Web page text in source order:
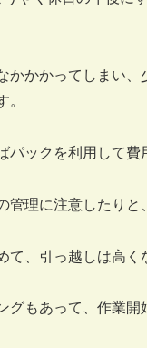
かかかってしまい
。
パックを利用して費
管理に注意したり
て、引っ越しは高く
グもあって、作業